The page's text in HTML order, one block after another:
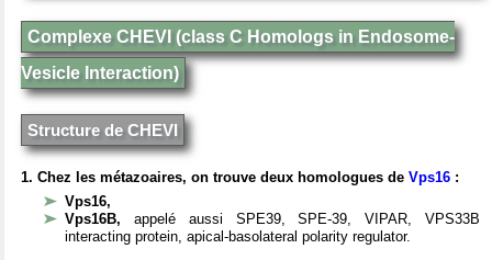
Complexe CHEVI (class C Homologs in Endosome-
Vesicle Interaction)
Structure de CHEVI
1. Chez les métazoaires, on trouve deux homologues de Vps16 :
Vps16,
Vps16B, appelé aussi SPE39, SPE-39, VIPAR, VPS33B
interacting protein, apical-basolateral polarity regulator.